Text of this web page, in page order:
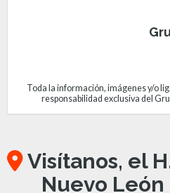
Toda la información, imágenes y/o
responsabilidad exclusiva del
Visítanos, el
Nuevo León